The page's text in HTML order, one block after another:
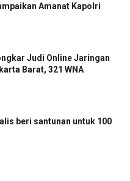
Amanat Kapolri
Judi Online Jaringan
Barat, 321 WNA
beri santunan untuk 100